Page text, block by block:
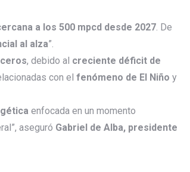
a los 500 mpcd desde 2027 . De
al alza”.
, debido al creciente déficit de
con el fenómeno de El Niño y
enfocada en un momento
aseguró Gabriel de Alba, presidente